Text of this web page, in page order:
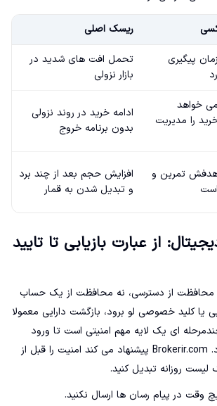
ریسک اصلی
پیگیری
تحمل افت های شدید در
بازار نزولی
خواهد
را مدیریت
ادامه خرید در روند نزولی
بدون برنامه خروج
تمرین و
افزایش حجم بعد از چند برد
و تبدیل شدن به قمار
از عبارت بازیابی تا تایید
محافظت از دسترسی، نه محافظت از یک حساب
یا کلید خصوصی لو برود، بازگشت دارایی معمولا
ای یک لایه مهم امنیتی است تا ورود
غیرمجاز سخت تر شود. Brokerir.com پیشنهاد می کند امنیت را قبل از
روزانه تبدیل کنید.
وقت در پیام رسان ها ارسال نکنید.